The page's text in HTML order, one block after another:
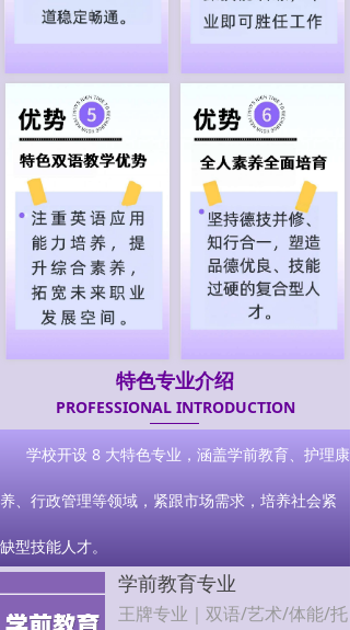
学校开设 8 大特色专业，涵盖学前教育、护理康
养、行政管理等领域，紧跟市场需求，培养社会紧
缺型技能人才。
学前教育专业
王牌专业｜双语/艺术/体能/托
特色专业介绍
PROFESSIONAL INTRODUCTION